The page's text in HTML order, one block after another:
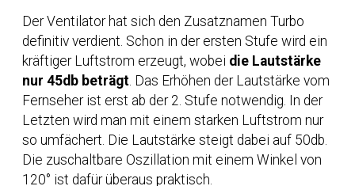
Der Ventilator hat sich den Zusatznamen Turbo
definitiv verdient. Schon in der ersten Stufe wird ein
kräftiger Luftstrom erzeugt, wobei die Lautstärke
nur 45db beträgt. Das Erhöhen der Lautstärke vom
Fernseher ist erst ab der 2. Stufe notwendig. In der
Letzten wird man mit einem starken Luftstrom nur
so umfächert. Die Lautstärke steigt dabei auf 50db.
Die zuschaltbare Oszillation mit einem Winkel von
120° ist dafür überaus praktisch.